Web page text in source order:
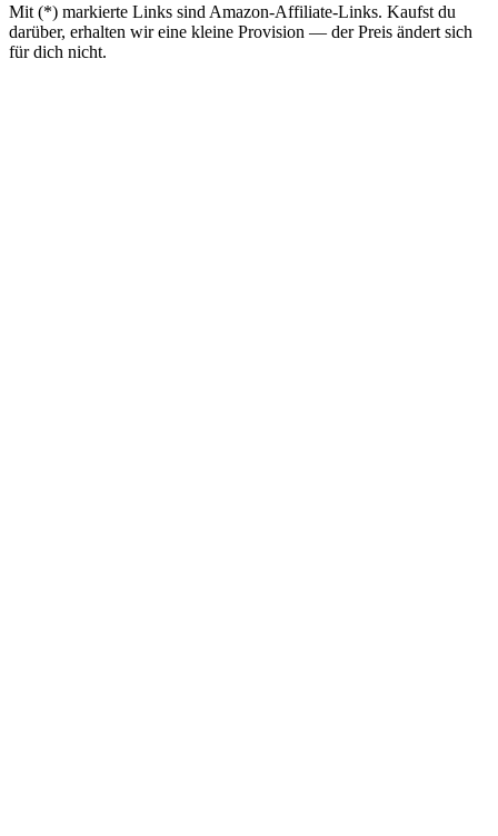
Mit (*) markierte Links sind Amazon-Affiliate-Links. Kaufst du
darüber, erhalten wir eine kleine Provision — der Preis ändert sich
für dich nicht.